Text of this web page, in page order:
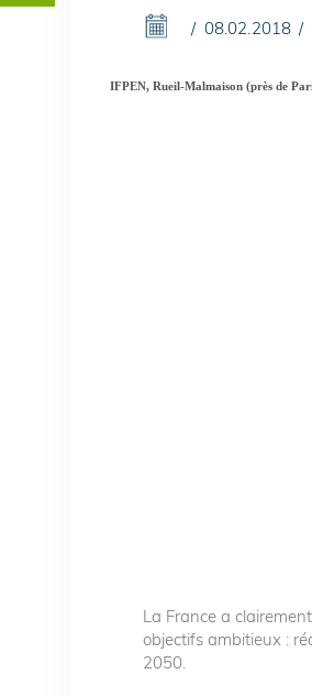
08.02.2018
IFPEN, Rueil-Malmaison (près de
La France a
objectifs ambitieux :
2050.